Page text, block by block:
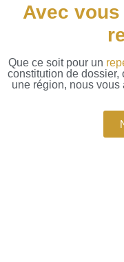
Avec
Que ce soit pour un
constitution de dossier,
une région, nous vous